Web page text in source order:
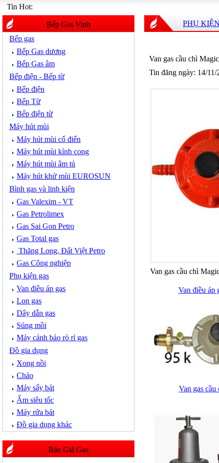
Tin Hot:
Bếp Gas Vinh
Bếp gas
Bếp Gas dương
Bếp Gas âm
Bếp điện - Bếp từ
Bếp điện
Bếp Từ
Bếp điện từ
Máy hút mùi
Máy hút mùi cổ điển
Máy hút mùi kính cong
Máy hút mùi âm tủ
Máy hút khử mùi EUROSUN
Bình gas và linh kiện
Gas Valexim - VT
Gas Petrolimex
Gas Sai Gon Petro
Gas Total gas
Thăng Long, Đất Việt Petro
Gas Công nghiệp
Phụ kiện gas
Van điều áp gas
Lon gas
Dây dẫn gas
Súng mồi
Máy cảnh báo rò rỉ gas
Đồ gia dụng
Xong nồi
Chảo
Máy sấy bát
Ấm siêu tốc
Máy rửa bát
Đồ gia dụng khác
Báo Giá Gas
PHỤ
Van gas cầu chì Magic
Tin đăng ngày: 14/
Van gas cầu chì
Van điều áp
Van gas cầu